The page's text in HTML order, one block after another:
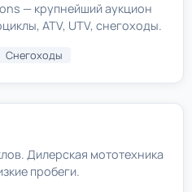
— крупнейший аукцион
ATV, UTV, снегоходы.
Снегоходы
Дилерская мототехника
пробеги.